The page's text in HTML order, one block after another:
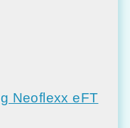
Neoflexx eFT